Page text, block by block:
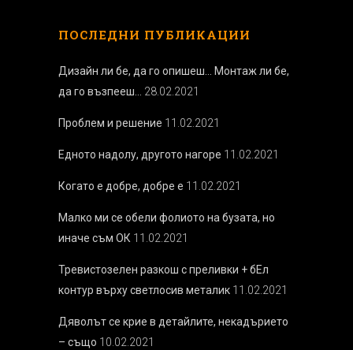
ПОСЛЕДНИ ПУБЛИКАЦИИ
Дизайн ли бе, да го опишеш… Монтаж ли бе,
да го възпееш…
28.02.2021
Проблем и решение 11.02.2021
Едното надолу, другото нагоре 11.02.2021
Когато е добре, добре е 11.02.2021
Малко ми се обели фолиото на бузата, но
иначе съм ОК 11.02.2021
Тревистозелен разкош с преливки + бEл
контур върху светлосив металик 11.02.2021
Дяволът се крие в детайлите, некадърието
– също 10.02.2021